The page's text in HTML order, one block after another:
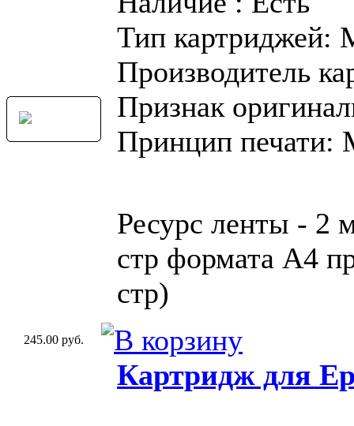
Тип картриджей:
Производитель
Признак
Принцип печати:
Ресурс ленты - 2
стр формата A4
стр)
245.00 руб.
Картридж для